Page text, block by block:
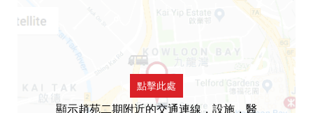
點擊此處
顯示趙苑二期附近的交通連線，設施，醫